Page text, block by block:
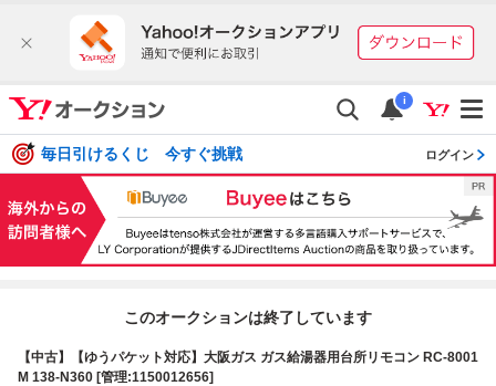
i
毎日引けるくじ 今すぐ挑戦 ログイン
このオークションは終了しています
【中古】【ゆうパケット対応】大阪ガス ガス給湯器用台所リモコン RC-8001
M 138-N360 [管理:1150012656]